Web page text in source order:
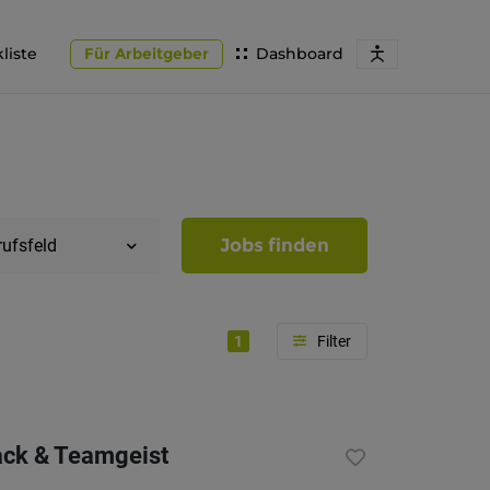
Dashboard
Für Arbeitgeber
Jobs finden
1
& Teamgeist